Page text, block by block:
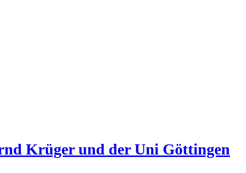
Krüger und der Uni Göttingen